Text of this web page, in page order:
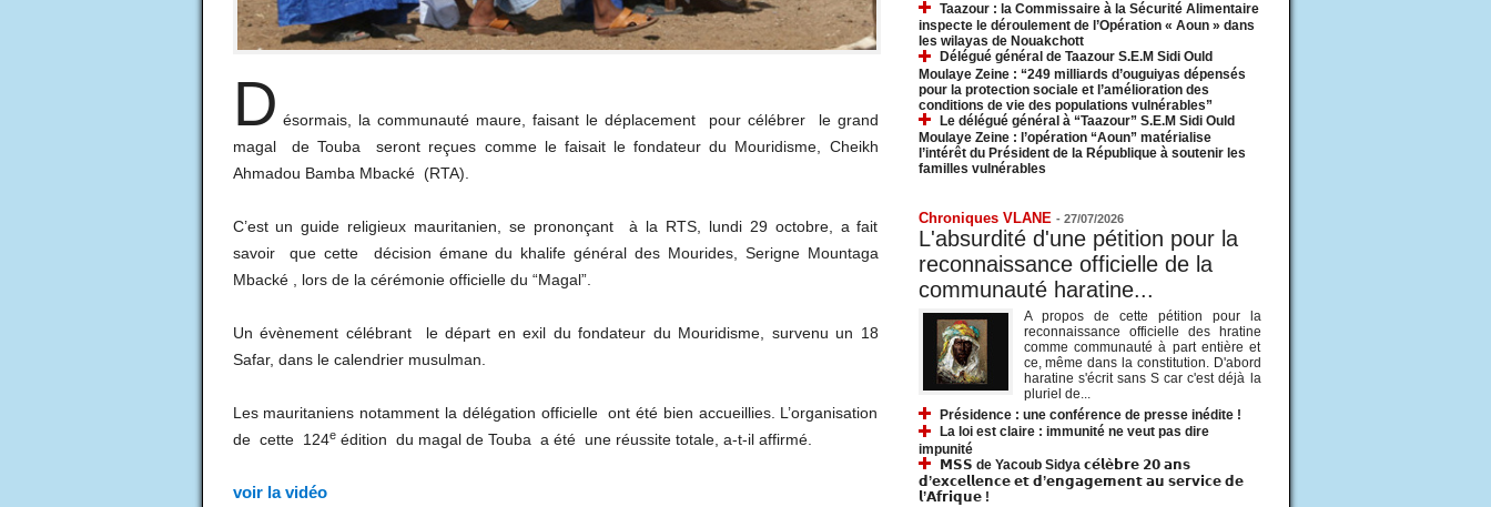
D ésormais, la communauté maure, faisant le déplacement pour célébrer le grand
magal de Touba seront reçues comme le faisait le fondateur du Mouridisme, Cheikh
Ahmadou Bamba Mbacké (RTA).
C’est un guide religieux mauritanien, se prononçant à la RTS, lundi 29 octobre, a fait
savoir que cette décision émane du khalife général des Mourides, Serigne Mountaga
Mbacké , lors de la cérémonie officielle du “Magal”.
Un évènement célébrant le départ en exil du fondateur du Mouridisme, survenu un 18
Safar, dans le calendrier musulman.
Les mauritaniens notamment la délégation officielle ont été bien accueillies. L’organisation
de cette 124eédition du magal de Touba a été une réussite totale, a-t-il affirmé.
voir la vidéo
Taazour : la Commissaire à la Sécurité Alimentaire
inspecte le déroulement de l’Opération « Aoun » dans
les wilayas de Nouakchott
Délégué général de Taazour S.E.M Sidi Ould
Moulaye Zeine : “249 milliards d’ouguiyas dépensés
pour la protection sociale et l’amélioration des
conditions de vie des populations vulnérables”
Le délégué général à “Taazour” S.E.M Sidi Ould
Moulaye Zeine : l’opération “Aoun” matérialise
l’intérêt du Président de la République à soutenir les
familles vulnérables
Chroniques VLANE - 27/07/2026
L'absurdité d'une pétition pour la
reconnaissance officielle de la
communauté haratine...
A propos de cette pétition pour la
reconnaissance officielle des hratine
comme communauté à part entière et
ce, même dans la constitution. D'abord
haratine s'écrit sans S car c'est déjà la
pluriel de...
Présidence : une conférence de presse inédite !
La loi est claire : immunité ne veut pas dire
impunité
𝗠𝗦𝗦 de Yacoub Sidya 𝗰𝗲́𝗹𝗲̀𝗯𝗿𝗲 𝟮𝟬 𝗮𝗻𝘀
𝗱’𝗲𝘅𝗰𝗲𝗹𝗹𝗲𝗻𝗰𝗲 𝗲𝘁 𝗱’𝗲𝗻𝗴𝗮𝗴𝗲𝗺𝗲𝗻𝘁 𝗮𝘂 𝘀𝗲𝗿𝘃𝗶𝗰𝗲 𝗱𝗲
𝗹’𝗔𝗳𝗿𝗶𝗾𝘂𝗲 !